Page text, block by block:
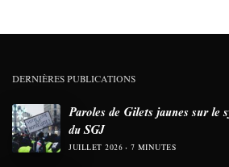
DERNIÈRES PUBLICATIONS
Paroles de Gilets jaunes sur le
du SGJ
JUILLET 2026 7 MINUTES